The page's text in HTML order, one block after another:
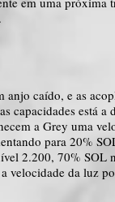
anjo caído, e as
capacidades
a Grey uma
para 20%
2.200, 70%
velocidade da luz